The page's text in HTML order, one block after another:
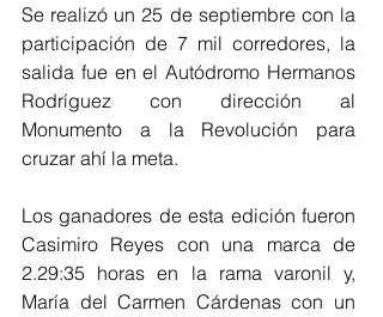
Se realizó un 25 de septiembre con la
participación de 7 mil corredores, la
salida fue en el Autódromo Hermanos
Rodríguez con dirección al
Monumento a la Revolución para
cruzar ahí la meta.
Los ganadores de esta edición fueron
Casimiro Reyes con una marca de
2.29:35 horas en la rama varonil y,
María del Carmen Cárdenas con un